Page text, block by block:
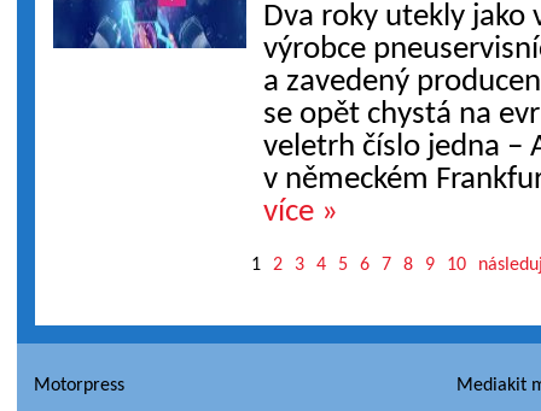
Dva roky utekly jako
výrobce
a zavedený
se opět chystá na
veletrh číslo jedna –
v německém
více »
1 2 3 4 5 6 7 8 9 10
Motorpress
Mediakit